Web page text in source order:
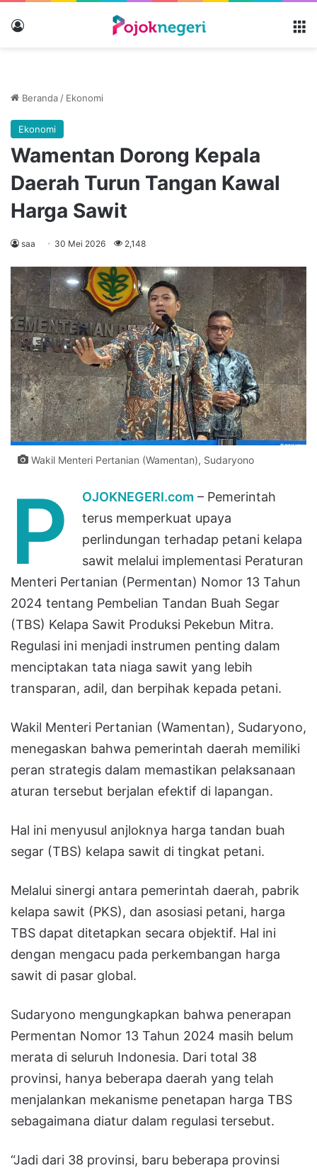
Beranda / Ekonomi
Ekonomi
Wamentan Dorong Kepala
Daerah Turun Tangan Kawal
Harga Sawit
saa 30 Mei 2026 2,148
Wakil Menteri Pertanian (Wamentan), Sudaryono
P OJOKNEGERI.com – Pemerintah
terus memperkuat upaya
perlindungan terhadap petani kelapa
sawit melalui implementasi Peraturan
Menteri Pertanian (Permentan) Nomor 13 Tahun
2024 tentang Pembelian Tandan Buah Segar
(TBS) Kelapa Sawit Produksi Pekebun Mitra.
Regulasi ini menjadi instrumen penting dalam
menciptakan tata niaga sawit yang lebih
transparan, adil, dan berpihak kepada petani.
Wakil Menteri Pertanian (Wamentan), Sudaryono,
menegaskan bahwa pemerintah daerah memiliki
peran strategis dalam memastikan pelaksanaan
aturan tersebut berjalan efektif di lapangan.
Hal ini menyusul anjloknya harga tandan buah
segar (TBS) kelapa sawit di tingkat petani.
Melalui sinergi antara pemerintah daerah, pabrik
kelapa sawit (PKS), dan asosiasi petani, harga
TBS dapat ditetapkan secara objektif. Hal ini
dengan mengacu pada perkembangan harga
sawit di pasar global.
Sudaryono mengungkapkan bahwa penerapan
Permentan Nomor 13 Tahun 2024 masih belum
merata di seluruh Indonesia. Dari total 38
provinsi, hanya beberapa daerah yang telah
menjalankan mekanisme penetapan harga TBS
sebagaimana diatur dalam regulasi tersebut.
“Jadi dari 38 provinsi, baru beberapa provinsi